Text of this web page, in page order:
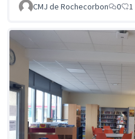
CMJ de Rochecorbon
0 1